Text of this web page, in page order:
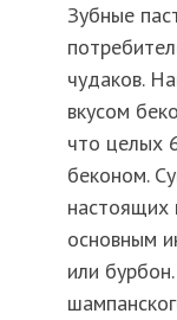
Зубные
чудаков.
вкусом
что целых
беконом.
настоящих
основным
или